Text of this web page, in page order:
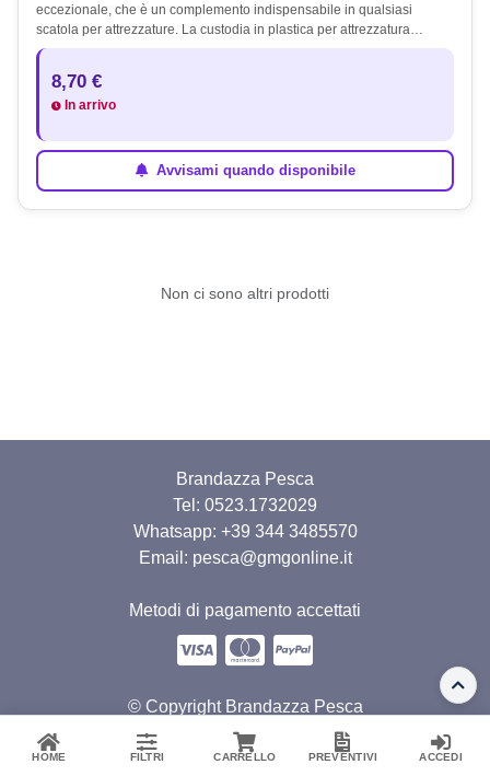
eccezionale, che è un complemento indispensabile in qualsiasi
scatola per attrezzature. La custodia in plastica per attrezzatura…
8,70 €
In arrivo
Avvisami quando disponibile
Non ci sono altri prodotti
Brandazza Pesca
Tel: 0523.1732029
Whatsapp: +39 344 3485570
Email: pesca@gmgonline.it
Metodi di pagamento accettati
© Copyright Brandazza Pesca
Privacy Policy Termini e Condizioni
HOME FILTRI CARRELLO PREVENTIVI ACCEDI